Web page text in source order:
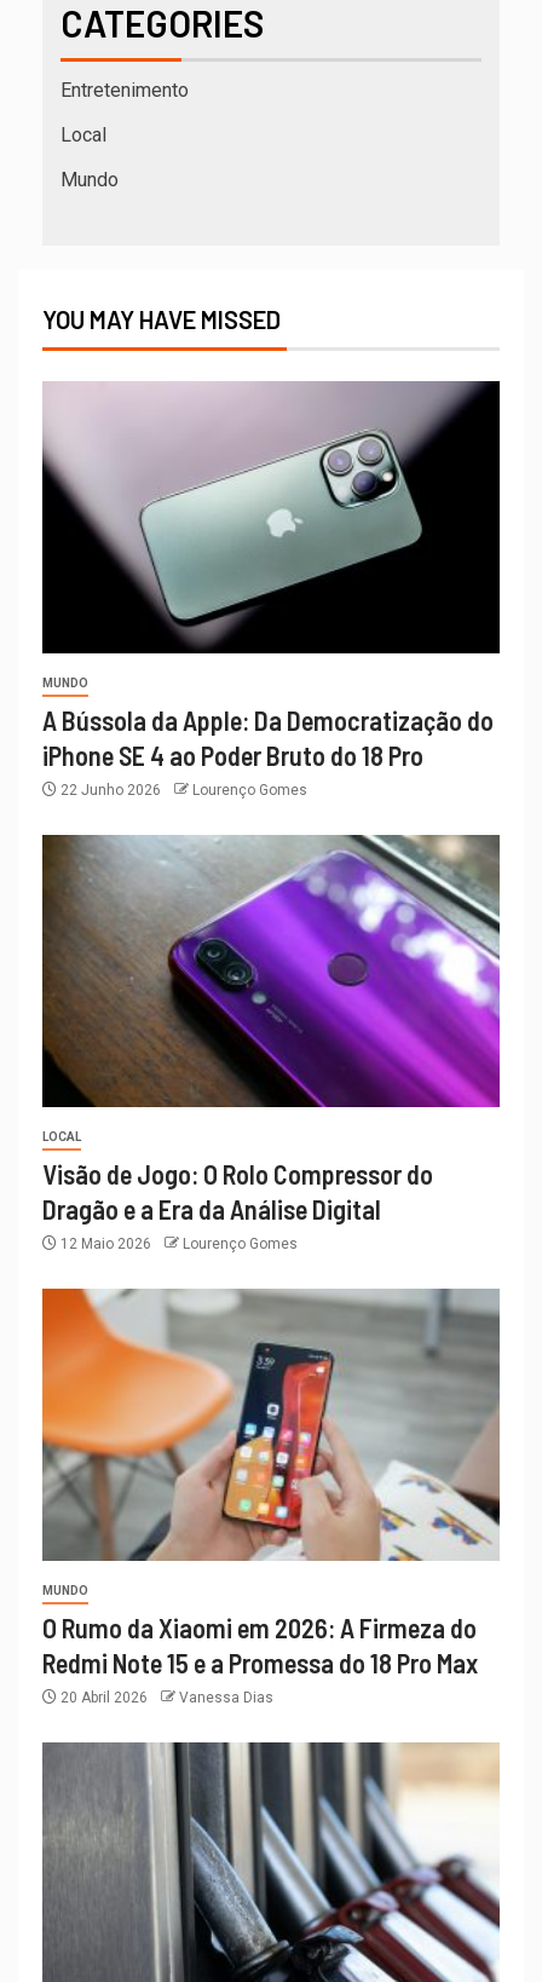
CATEGORIES
Entretenimento
Local
Mundo
YOU MAY HAVE MISSED
MUNDO
A Bússola da Apple: Da Democratização do
iPhone SE 4 ao Poder Bruto do 18 Pro
22 Junho 2026 Lourenço Gomes
LOCAL
Visão de Jogo: O Rolo Compressor do
Dragão e a Era da Análise Digital
12 Maio 2026 Lourenço Gomes
MUNDO
O Rumo da Xiaomi em 2026: A Firmeza do
Redmi Note 15 e a Promessa do 18 Pro Max
20 Abril 2026 Vanessa Dias